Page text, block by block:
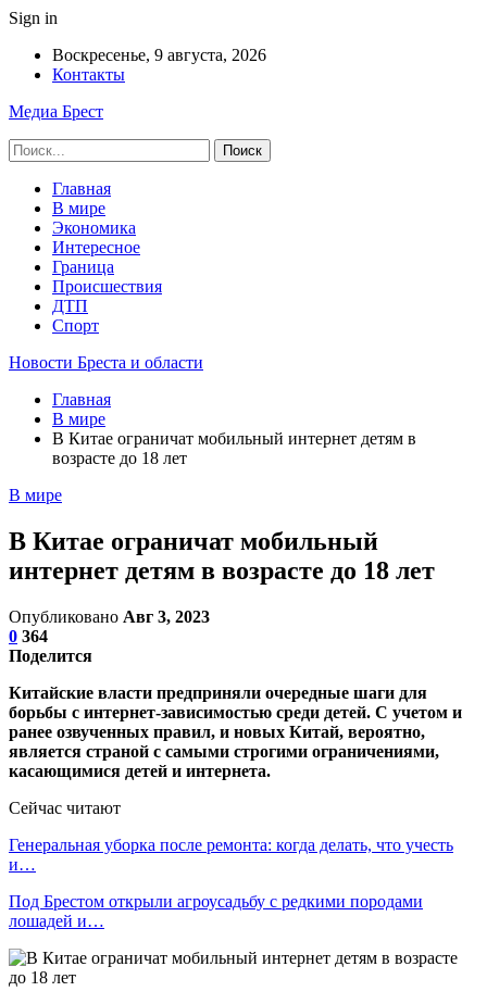
Sign in
Воскресенье, 9 августа, 2026
Контакты
Медиа Брест
Главная
В мире
Экономика
Интересное
Граница
Происшествия
ДТП
Спорт
Новости Бреста и области
Главная
В мире
В Китае ограничат мобильный интернет детям в
возрасте до 18 лет
В мире
В Китае ограничат мобильный
интернет детям в возрасте до 18 лет
Опубликовано Авг 3, 2023
0 364
Поделится
Китайские власти предприняли очередные шаги для
борьбы с интернет-зависимостью среди детей. С учетом и
ранее озвученных правил, и новых Китай, вероятно,
является страной с самыми строгими ограничениями,
касающимися детей и интернета.
Сейчас читают
Генеральная уборка после ремонта: когда делать, что учесть
и…
Под Брестом открыли агроусадьбу с редкими породами
лошадей и…